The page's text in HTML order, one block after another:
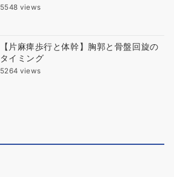
5548 views
【片麻痺歩行と体幹】胸郭と骨盤回旋の
タイミング
5264 views